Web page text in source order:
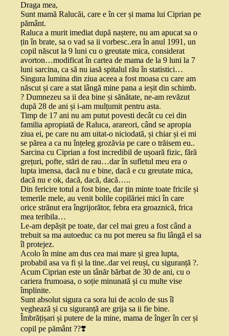
Draga mea,
Sunt mamă Ralucăi, care e în cer și mama lui Ciprian pe
pământ.
Raluca a murit imediat după naștere, nu am apucat sa o
țin în brate, sa o vad sa ii vorbesc..era în anul 1991, un
copil născut la 9 luni cu o greutate mica, considerat
avorton…modificat în cartea de mama de la 9 luni la 7
luni sarcina, ca să nu iasă spitalul rău în statistici…
Singura lumina din ziua aceea a fost moasa cu care am
născut și care a stat lângă mine pana a ieșit din schimb.
? Dumnezeu sa ii dea bine și sănătate, ne-am revăzut
după 28 de ani și i-am mulțumit pentru asta.
Timp de 17 ani nu am putut povesti decât cu cei din
familia apropiată de Raluca, arareori, când se apropia
ziua ei, pe care nu am uitat-o niciodată, și chiar și ei mi
se părea a ca nu înțeleg grozăvia pe care o trăisem eu..
Sarcina cu Ciprian a fost incredibil de ușoară fizic, fără
grețuri, pofte, stări de rau…dar în sufletul meu era o
lupta imensa, dacă nu e bine, dacă e cu greutate mica,
dacă nu e ok, dacă, dacă, dacă…..
Din fericire totul a fost bine, dar țin minte toate fricile și
temerile mele, au venit bolile copilăriei mici în care
orice strănut era îngrijorător, febra era groaznică, frica
mea teribila…
Le-am depășit pe toate, dar cel mai greu a fost când a
trebuit sa ma autoeduc ca nu pot mereu sa fiu lângă el sa
îl protejez.
Acolo în mine am dus cea mai mare și grea lupta,
probabil asa va fi și la tine..dar vei reuși, cu siguranță ?.
Acum Ciprian este un tânăr bărbat de 30 de ani, cu o
cariera frumoasa, o soție minunată și cu multe vise
împlinite.
Sunt absolut sigura ca sora lui de acolo de sus îl
veghează și cu siguranță are grija sa ii fie bine.
Îmbrățișari și putere de la mine, mama de înger în cer și
copil pe pământ ??❣️